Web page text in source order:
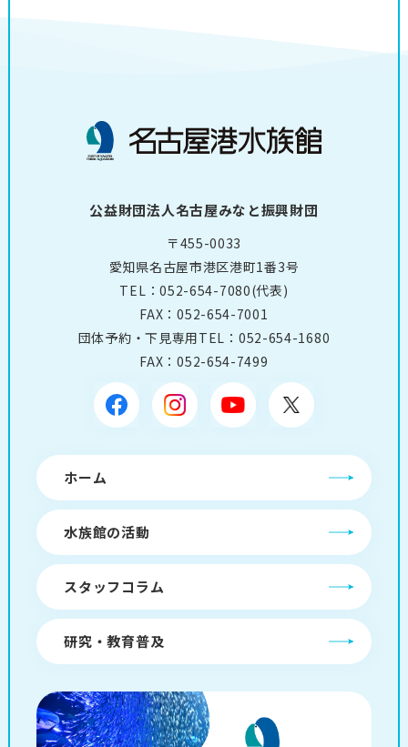
公益財団法人名古屋みなと振興財団
〒455-0033
愛知県名古屋市港区港町1番3号
TEL：052-654-7080(代表)
FAX：052-654-7001
団体予約・下見専用TEL： 052-654-1680
FAX：052-654-7499
ホーム
水族館の活動
スタッフコラム
研究・教育普及